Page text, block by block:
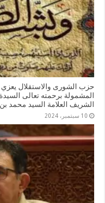
حزب الشورى والاستقلال يعزي
المشمولة برحمته تعالى
الشريف العلامة السيد محمد
10 سبتمبر، 2024